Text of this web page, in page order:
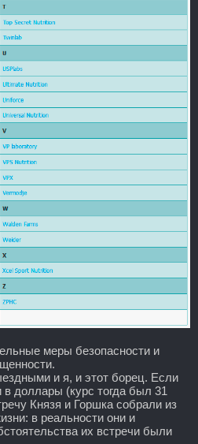
меры безопасности и
и я, и этот борец. Если
в доллары (курс тогда был 31
Князя и Горшка собрали из
в реальности они и
их встречи были